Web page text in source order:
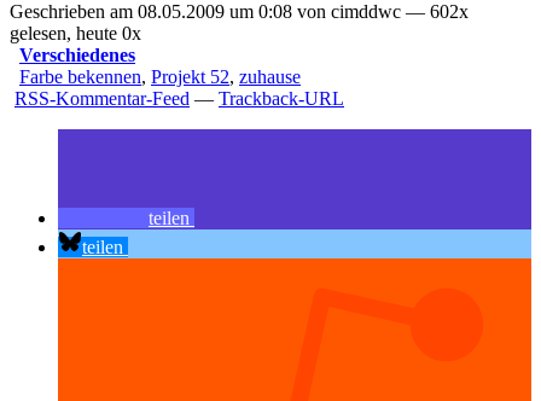
Geschrieben am 08.05.2009 um 0:08 von cimddwc — 602x
gelesen, heute 0x
Verschiedenes
Farbe bekennen, Projekt 52, zuhause
RSS-Kommentar-Feed — Trackback-URL
teilen
teilen